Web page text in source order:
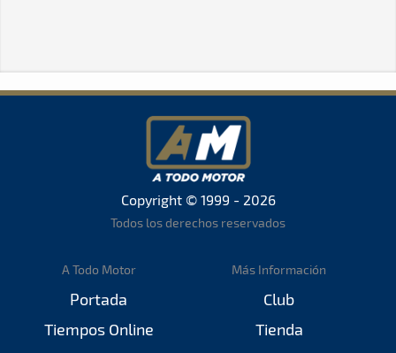
Copyright © 1999 - 2026
Todos los derechos reservados
A Todo Motor
Portada
Tiempos Online
Más Información
Club
Tienda